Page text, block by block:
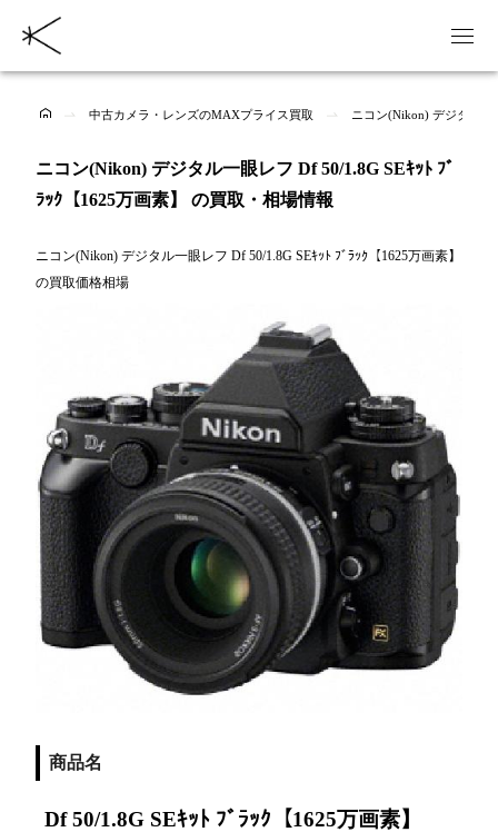
中古カメラ・レンズのMAXプライス買取 ニコン(Nikon) デジタル一
ニコン(Nikon) デジタル一眼レフ Df 50/1.8G SEｷｯﾄ ﾌﾞ
ﾗｯｸ【1625万画素】 の買取・相場情報
ニコン(Nikon) デジタル一眼レフ Df 50/1.8G SEｷｯﾄ ﾌﾞﾗｯｸ【1625万画素】
の買取価格相場
商品名
Df 50/1.8G SEｷｯﾄ ﾌﾞﾗｯｸ【1625万画素】